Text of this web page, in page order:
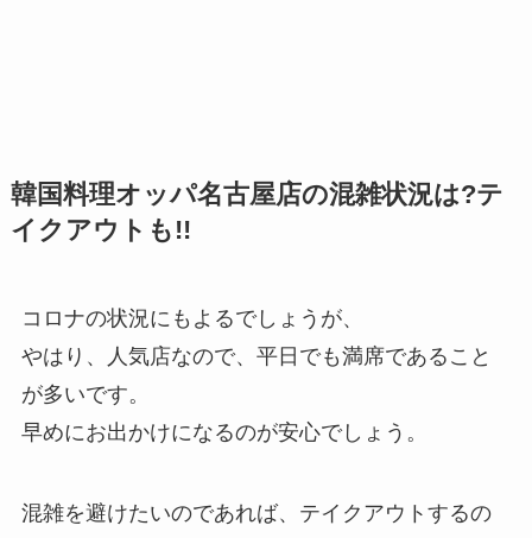
韓国料理オッパ名古屋店の混雑状況は?テ
イクアウトも!!
コロナの状況にもよるでしょうが、
やはり、人気店なので、平日でも満席であること
が多いです。
早めにお出かけになるのが安心でしょう。
混雑を避けたいのであれば、テイクアウトするの